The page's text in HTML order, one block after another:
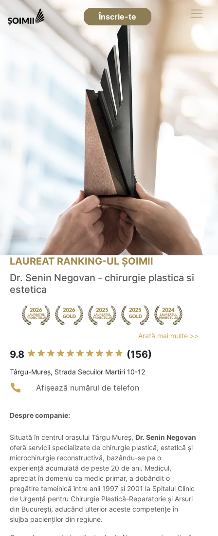
Înscrie-te
LAUREAT RANKING-UL ȘOIMII
Dr. Senin Negovan - chirurgie plastica si
estetica
Arată mai multe >>
9.8 (156)
Târgu-Mureş, Strada Secuilor Martiri 10-12
Afișează numărul de telefon
Despre companie:
Situată în centrul orașului Târgu Mureș, Dr. Senin Negovan
oferă servicii specializate de chirurgie plastică, estetică și
microchirurgie reconstructivă, bazându-se pe o
experiență acumulată de peste 20 de ani. Medicul,
apreciat în domeniu ca medic primar, a dobândit o
pregătire temeinică între anii 1997 și 2001 la Spitalul Clinic
de Urgență pentru Chirurgie Plastică-Reparatorie și Arsuri
din București, aducând ulterior aceste competențe în
slujba pacienților din regiune.